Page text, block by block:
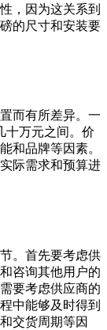
，因为这关系到
的尺寸和安装要
而有所差异。一
十万元之间。价
和品牌等因素。
际需求和预算进
。首先要考虑供
咨询其他用户的
要考虑供应商的
中能够及时得到
交货周期等因